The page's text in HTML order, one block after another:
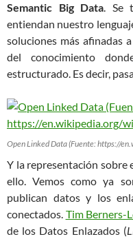
Semantic Big Data. Se
entiendan nuestro
soluciones más afinadas
del conocimiento
estructurado. Es decir,
Open Linked Data (Fuente: https://
Y la representación sobre
ello. Vemos como ya
publican datos y los
conectados. Tim Berners-
de los Datos Enlazados (